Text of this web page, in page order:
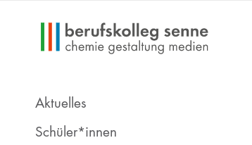
Aktuelles
Schüler*innen